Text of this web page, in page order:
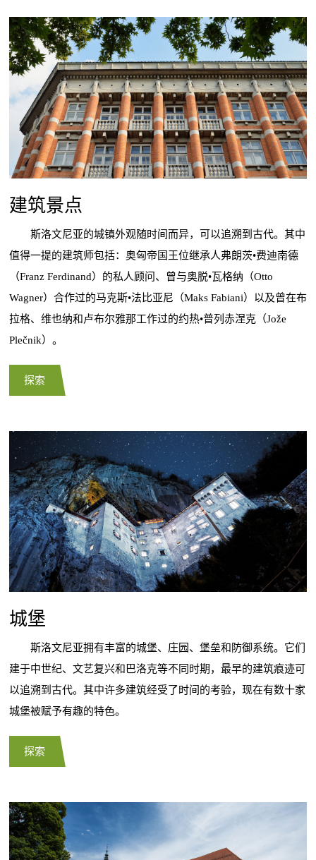
建筑景点
斯洛文尼亚的城镇外观随时间而异，可以追溯到古代。其中
值得一提的建筑师包括：奥匈帝国王位继承人弗朗茨•费迪南德
（Franz Ferdinand）的私人顾问、曾与奥脱•瓦格纳（Otto
Wagner）合作过的马克斯•法比亚尼（Maks Fabiani）以及曾在布
拉格、维也纳和卢布尔雅那工作过的约热•普列赤涅克（Jože
Plečnik）。
探索
城堡
斯洛文尼亚拥有丰富的城堡、庄园、堡垒和防御系统。它们
建于中世纪、文艺复兴和巴洛克等不同时期，最早的建筑痕迹可
以追溯到古代。其中许多建筑经受了时间的考验，现在有数十家
城堡被赋予有趣的特色。
探索